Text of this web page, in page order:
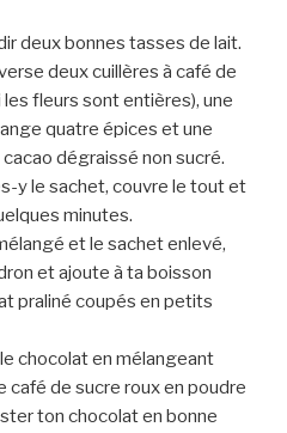
deux bonnes tasses de lait.
deux cuillères à café de
fleurs sont entières), une
quatre épices et une
dégraissé non sucré.
y le sachet, couvre le tout et
minutes.
et le sachet enlevé,
et ajoute à ta boisson
praliné coupés en petits
chocolat en mélangeant
café de sucre roux en poudre
ton chocolat en bonne